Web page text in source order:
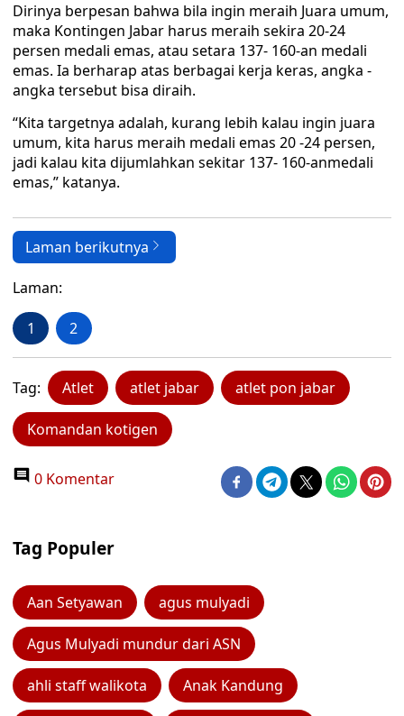
Dirinya berpesan bahwa bila ingin meraih Juara umum,
maka Kontingen Jabar harus meraih sekira 20-24
persen medali emas, atau setara 137- 160-an medali
emas. Ia berharap atas berbagai kerja keras, angka -
angka tersebut bisa diraih.
“Kita targetnya adalah, kurang lebih kalau ingin juara
umum, kita harus meraih medali emas 20 -24 persen,
jadi kalau kita dijumlahkan sekitar 137- 160-anmedali
emas,” katanya.
Laman berikutnya
Laman:
1 2
Tag: Atlet atlet jabar atlet pon jabar
Komandan kotigen
0 Komentar
Tag Populer
Aan Setyawan agus mulyadi
Agus Mulyadi mundur dari ASN
ahli staff walikota Anak Kandung